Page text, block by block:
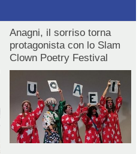
Anagni, il sorriso torna
protagonista con lo Slam
Clown Poetry Festival